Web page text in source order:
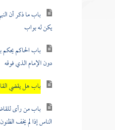
باب ما ذكر أن
يكن له بواب
باب الحاكم
دون الإمام الذي فوقه
باب هل يقضي
باب من رأى
الناس إذا لم يخف